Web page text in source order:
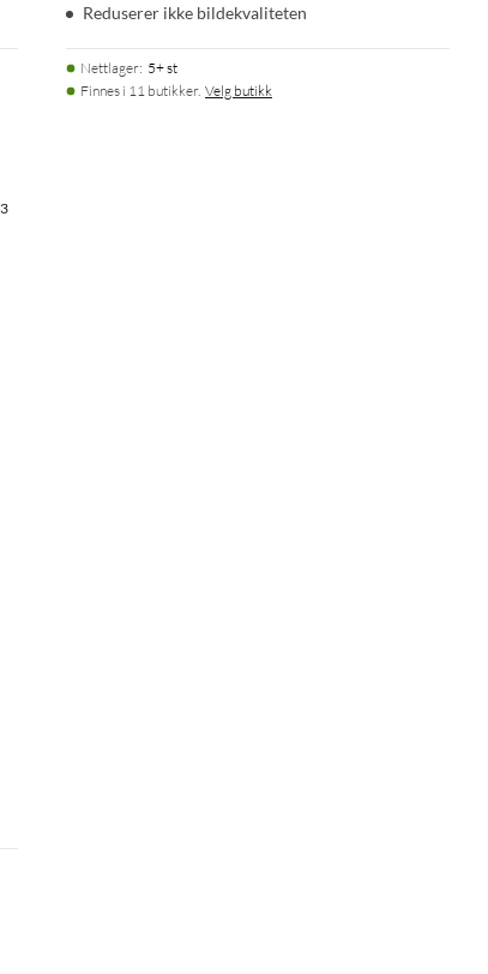
Reduserer ikke bildekvaliteten
Nettlager: 5+ st
Finnes i 11 butikker. Velg butikk
3